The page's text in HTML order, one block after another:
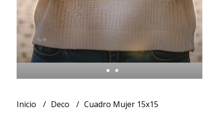
Inicio Deco Cuadro Mujer 15x15